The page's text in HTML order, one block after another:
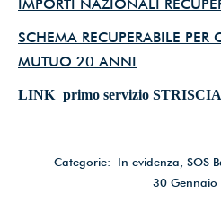
IMPORTI NAZIONALI
SCHEMA RECUPERABILE
MUTUO 20 ANNI
LINK primo servizio
Categorie: In evidenza SOS
30 Gennaio